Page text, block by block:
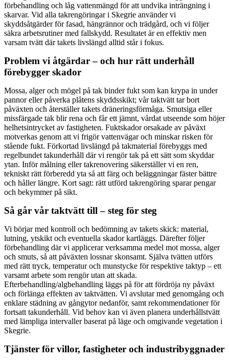
förbehandling och låg vattenmängd för att undvika inträngning i
skarvar. Vid alla takrengöringar i Skegrie använder vi
skyddsåtgärder för fasad, hängrännor och trädgård, och vi följer
säkra arbetsrutiner med fallskydd. Resultatet är en effektiv men
varsam tvätt där takets livslängd alltid står i fokus.
Problem vi åtgärdar – och hur rätt underhåll
förebygger skador
Mossa, alger och mögel på tak binder fukt som kan krypa in under
pannor eller påverka plåtens skyddsskikt; vår taktvätt tar bort
påväxten och återställer takets dräneringsförmåga. Smutsiga eller
missfärgade tak blir rena och får ett jämnt, vårdat utseende som höjer
helhetsintrycket av fastigheten. Fuktskador orsakade av påväxt
motverkas genom att vi frigör vattenvägar och minskar risken för
stående fukt. Förkortad livslängd på takmaterial förebyggs med
regelbundet takunderhåll där vi rengör tak på ett sätt som skyddar
ytan. Inför målning eller takrenovering säkerställer vi en ren,
tekniskt rätt förberedd yta så att färg och beläggningar fäster bättre
och håller längre. Kort sagt: rätt utförd takrengöring sparar pengar
och bekymmer på sikt.
Så går vår taktvätt till – steg för steg
Vi börjar med kontroll och bedömning av takets skick: material,
lutning, ytskikt och eventuella skador kartläggs. Därefter följer
förbehandling där vi applicerar verksamma medel mot mossa, alger
och smuts, så att påväxten lossnar skonsamt. Själva tvätten utförs
med rätt tryck, temperatur och munstycke för respektive taktyp – ett
varsamt arbete som rengör utan att skada.
Efterbehandling/algbehandling läggs på för att fördröja ny påväxt
och förlänga effekten av taktvätten. Vi avslutar med genomgång och
enklare städning av gångytor nedanför, samt rekommendationer för
fortsatt takunderhåll. Vid behov kan vi även planera underhållstvätt
med lämpliga intervaller baserat på läge och omgivande vegetation i
Skegrie.
Tjänster för villor, fastigheter och industribyggnader